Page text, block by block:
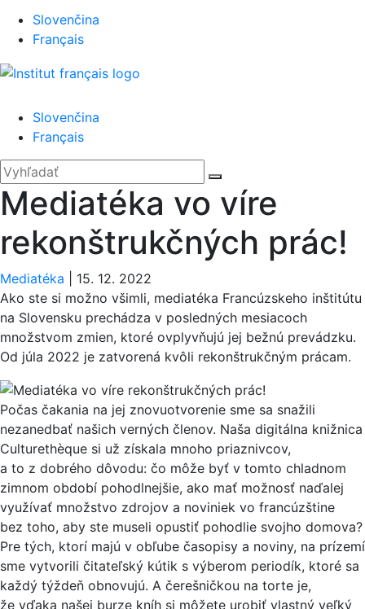
Slovenčina
Français
Slovenčina
Français
'.__('Search').'
Zatvoriť
Hľadať:
Vyhľadať
Mediatéka vo víre
rekonštrukčných prác!
Mediatéka
15. 12. 2022
Ako ste si možno všimli, mediatéka Francúzskeho inštitútu
na Slovensku prechádza v posledných mesiacoch
množstvom zmien, ktoré ovplyvňujú jej bežnú prevádzku.
Od júla 2022 je zatvorená kvôli rekonštrukčným prácam.
Počas čakania na jej znovuotvorenie sme sa snažili
nezanedbať našich verných členov. Naša digitálna knižnica
Culturethèque si už získala mnoho priaznivcov,
a to z dobrého dôvodu: čo môže byť v tomto chladnom
zimnom období pohodlnejšie, ako mať možnosť naďalej
využívať množstvo zdrojov a noviniek vo francúzštine
bez toho, aby ste museli opustiť pohodlie svojho domova?
Pre tých, ktorí majú v obľube časopisy a noviny, na prízemí
sme vytvorili čitateľský kútik s výberom periodík, ktoré sa
každý týždeň obnovujú. A čerešničkou na torte je,
že vďaka našej burze kníh si môžete urobiť vlastný veľký